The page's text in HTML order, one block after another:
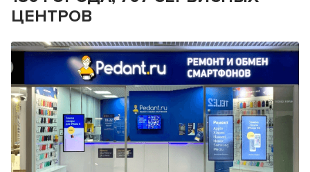
ЦЕНТРОВ